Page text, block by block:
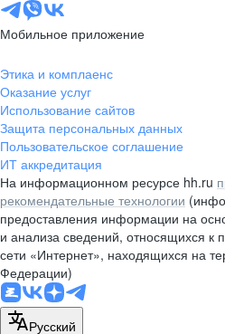
Мобильное приложение
Этика и комплаенс
Оказание услуг
Использование сайтов
Защита персональных данных
Пользовательское соглашение
ИТ аккредитация
На информационном ресурсе hh.ru
рекомендательные технологии
предоставления информации на
и анализа сведений, относящихся к
сети «Интернет», находящихся на
Федерации)
Русский